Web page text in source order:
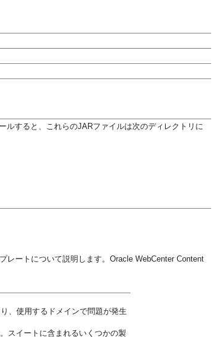
ルすると、これらのJARファイルは次のディレクトリに
レートについて説明します。Oracle WebCenter Content
、使用するドメインで問題が発生
スイートに含まれるいくつかの製